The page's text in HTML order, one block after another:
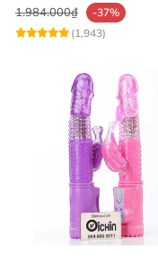
1.984.000₫
-37%
(1,943)